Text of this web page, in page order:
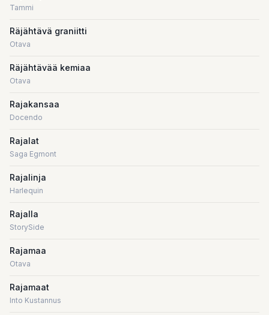
Tammi
Räjähtävä graniitti
Otava
Räjähtävää kemiaa
Otava
Rajakansaa
Docendo
Rajalat
Saga Egmont
Rajalinja
Harlequin
Rajalla
StorySide
Rajamaa
Otava
Rajamaat
Into Kustannus